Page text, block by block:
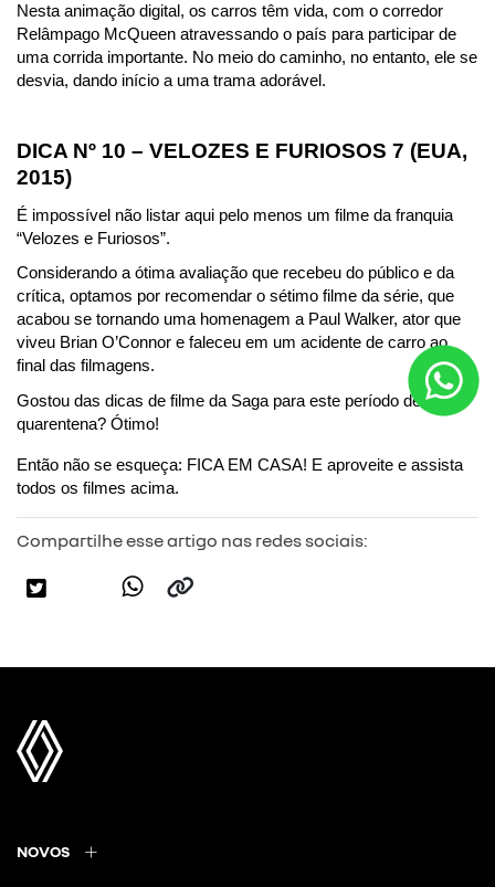
Nesta animação digital, os carros têm vida, com o corredor
Relâmpago McQueen atravessando o país para participar de
uma corrida importante. No meio do caminho, no entanto, ele se
desvia, dando início a uma trama adorável.
DICA Nº 10 – VELOZES E FURIOSOS 7 (EUA,
2015)
É impossível não listar aqui pelo menos um filme da franquia
“Velozes e Furiosos”.
Considerando a ótima avaliação que recebeu do público e da
crítica, optamos por recomendar o sétimo filme da série, que
acabou se tornando uma homenagem a Paul Walker, ator que
viveu Brian O’Connor e faleceu em um acidente de carro ao
final das filmagens.
Gostou das dicas de filme da Saga para este período de
quarentena? Ótimo!
Então não se esqueça: FICA EM CASA! E aproveite e assista
todos os filmes acima.
Compartilhe esse artigo nas redes sociais:
NOVOS